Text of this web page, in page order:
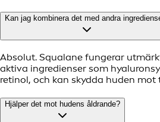
Kan jag kombinera det med andra
Absolut. Squalane fungerar
aktiva ingredienser som
retinol, och kan skydda huden
Hjälper det mot hudens åldrande?